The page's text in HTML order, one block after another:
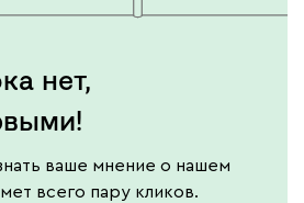
нет,
ваше мнение о нашем
всего пару кликов.